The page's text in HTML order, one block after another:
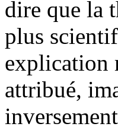
dire que la
plus
explication
attribué,